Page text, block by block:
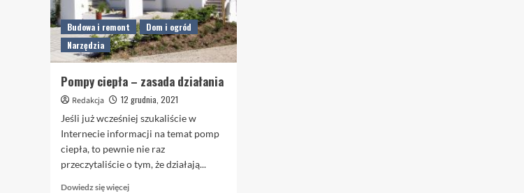
Budowa i remont
Dom i ogród
Narzędzia
Pompy ciepła – zasada działania
Redakcja
12 grudnia, 2021
Jeśli już wcześniej szukaliście w
Internecie informacji na temat pomp
ciepła, to pewnie nie raz
przeczytaliście o tym, że działają...
Dowiedz się więcejDowiedz